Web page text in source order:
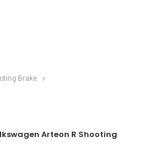
Brake
Arteon R Shooting